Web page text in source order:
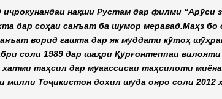
нақши Рустам дар филми “Арӯси
дар соҳаи санъат ба шумор меравад.Маҳз
ворид гашта дар як муддати кӯтоҳ
соли 1989 дар шаҳри Қурғонтеппаи
таҳсил дар муаассисаи таҳсилоти
милли Тоҷикистон дохил шуда онро соли